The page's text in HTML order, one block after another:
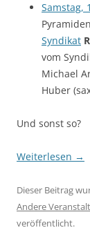
Samstag,
Syndikat
vom
Michael
Huber
Und sonst so?
Weiterlesen →
Dieser Beitrag
Andere
veröffentlicht.